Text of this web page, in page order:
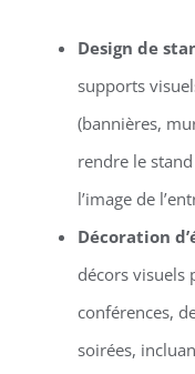
Design de
supports
(bannières,
rendre le
l’image de
Décoration
décors visuels
conférences,
soirées,